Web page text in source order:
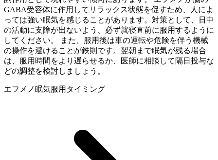
GABA受容体に作用してリラックス状態を促すため、人によ
っては強い眠気を感じることがあります。対策として、日中
の活動に支障が出ないよう、必ず就寝直前に服用するように
してください。 また、服用後は車の運転や危険を伴う機械
の操作を避けることが鉄則です。翌朝まで眠気が残る場合
は、服用時間をより遅らせるか、医師に相談して隔日投与な
どの調整を検討しましょう。
エフメノ眠気服用タイミング